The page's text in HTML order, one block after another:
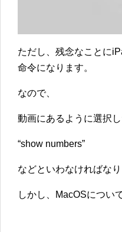
ただし、残念なことに
命令になります。
なので、
動画にあるように選択
“show numbers”
などといわなければなり
しかし、MacOSについ